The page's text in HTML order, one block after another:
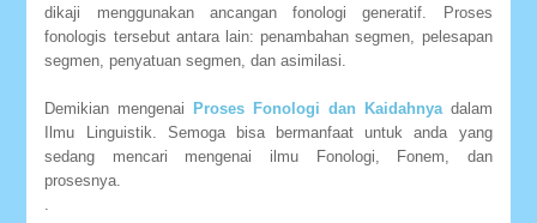
dikaji menggunakan ancangan fonologi generatif. Proses
fonologis tersebut antara lain: penambahan segmen, pelesapan
segmen, penyatuan segmen, dan asimilasi.
Demikian mengenai Proses Fonologi dan Kaidahnyadalam
Ilmu Linguistik. Semoga bisa bermanfaat untuk anda yang
sedang mencari mengenai ilmu Fonologi, Fonem, dan
prosesnya.
.